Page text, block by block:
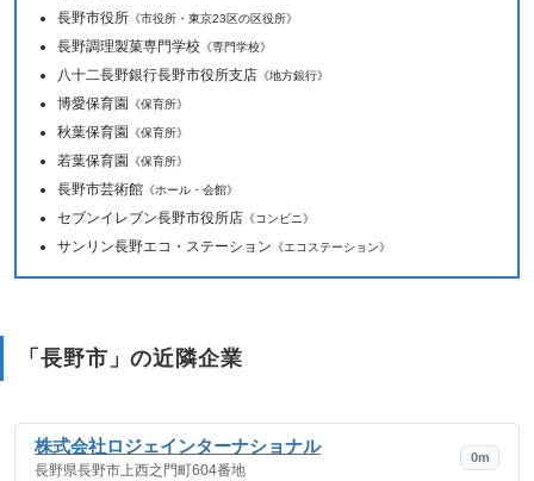
長野市役所 《市役所・東京23区の区役所》
長野調理製菓専門学校 《専門学校》
八十二長野銀行長野市役所支店 《地方銀行》
博愛保育園 《保育所》
秋葉保育園 《保育所》
若葉保育園 《保育所》
長野市芸術館 《ホール・会館》
セブンイレブン長野市役所店 《コンビニ》
サンリン長野エコ・ステーション 《エコステーション》
「長野市」の近隣企業
株式会社ロジェインターナショナル
長野県長野市上西之門町604番地
0m